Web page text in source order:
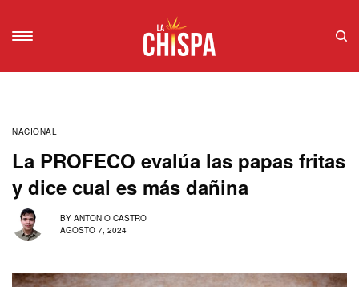
NACIONAL
La PROFECO evalúa las papas fritas
y dice cual es más dañina
BY ANTONIO CASTRO
AGOSTO 7, 2024